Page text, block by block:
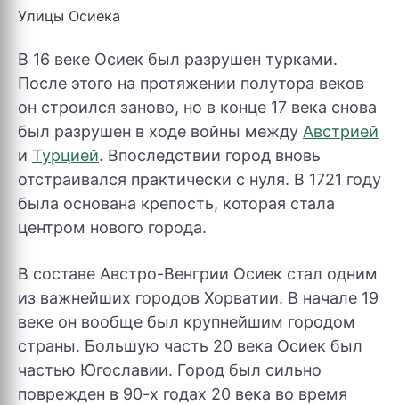
Улицы Осиека
В 16 веке Осиек был разрушен турками.
После этого на протяжении полутора веков
он строился заново, но в конце 17 века снова
был разрушен в ходе войны между Австрией
и Турцией. Впоследствии город вновь
отстраивался практически с нуля. В 1721 году
была основана крепость, которая стала
центром нового города.
В составе Австро-Венгрии Осиек стал одним
из важнейших городов Хорватии. В начале 19
веке он вообще был крупнейшим городом
страны. Большую часть 20 века Осиек был
частью Югославии. Город был сильно
поврежден в 90-х годах 20 века во время